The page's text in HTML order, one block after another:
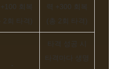
+100 회복
2회 타격)
력 +300 회복
(총 2회 타격)
-
타격 성공 시
타격마다 생명